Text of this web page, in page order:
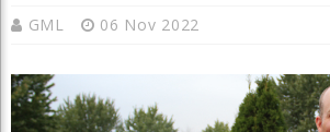
GML 06 Nov 2022